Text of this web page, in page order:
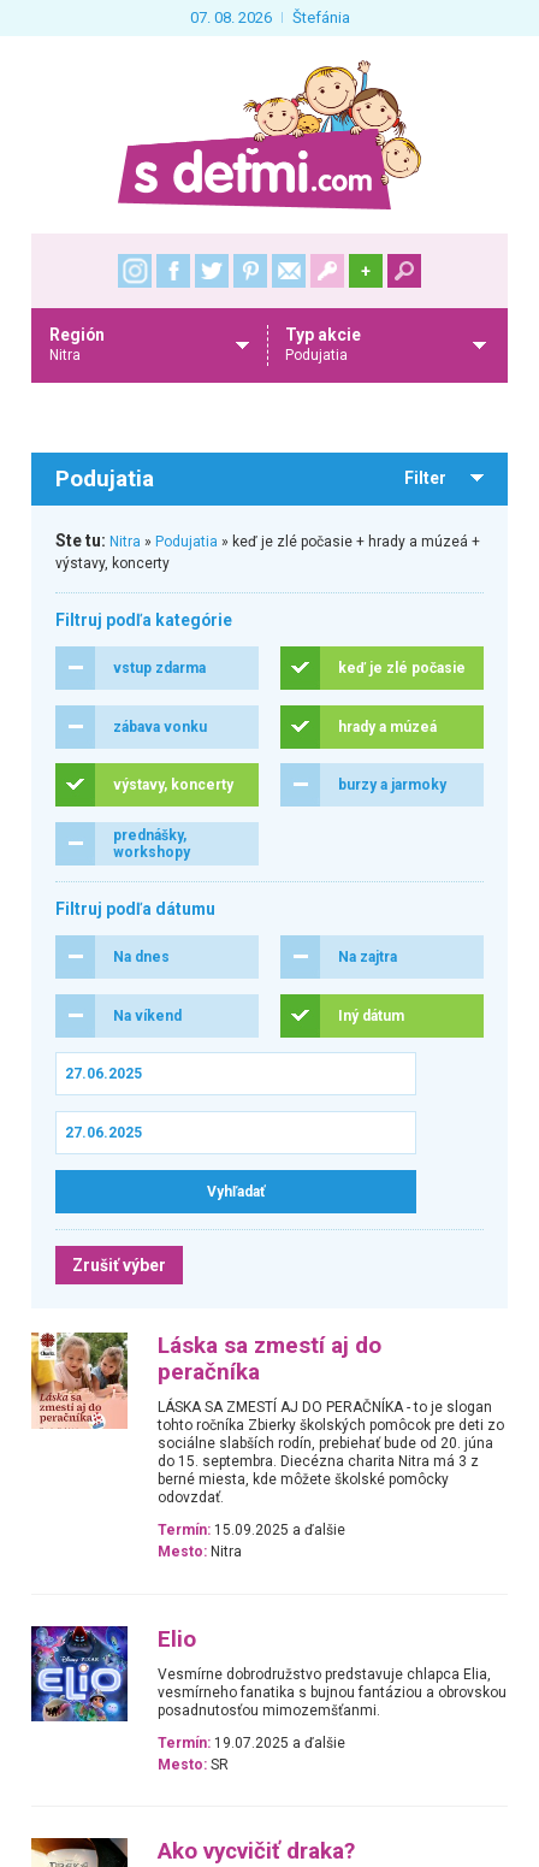
07. 08. 2026 Štefánia
+
Región
Nitra
Typ akcie
Podujatia
Podujatia Filter
Ste tu: Nitra » Podujatia » keď je zlé počasie + hrady a múzeá +
výstavy, koncerty
Filtruj podľa kategórie
vstup zdarma keď je zlé počasie
zábava vonku hrady a múzeá
výstavy, koncerty burzy a jarmoky
prednášky,
workshopy
Filtruj podľa dátumu
Na dnes Na zajtra
Na víkend Iný dátum
Zrušiť výber
Láska sa zmestí aj do
peračníka
LÁSKA SA ZMESTÍ AJ DO PERAČNÍKA - to je slogan
tohto ročníka Zbierky školských pomôcok pre deti zo
sociálne slabších rodín, prebiehať bude od 20. júna
do 15. septembra. Diecézna charita Nitra má 3 z
berné miesta, kde môžete školské pomôcky
odovzdať.
Termín: 15.09.2025 a ďalšie
Mesto: Nitra
Elio
Vesmírne dobrodružstvo predstavuje chlapca Elia,
vesmírneho fanatika s bujnou fantáziou a obrovskou
posadnutosťou mimozemšťanmi.
Termín: 19.07.2025 a ďalšie
Mesto: SR
Ako vycvičiť draka?